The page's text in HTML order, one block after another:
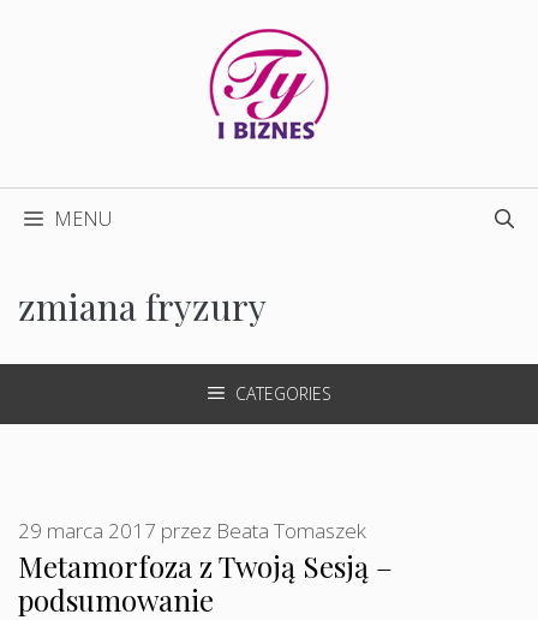
MENU
zmiana fryzury
CATEGORIES
Metamorfoza z Twoją Sesją –
podsumowanie
29 marca 2017 przez Beata Tomaszek